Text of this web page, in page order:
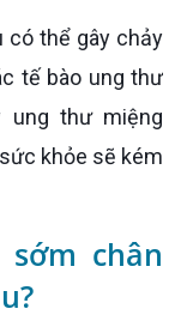
tế bào ung thư
ung thư miệng
khỏe sẽ kém
chân